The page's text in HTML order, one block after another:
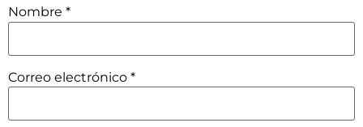
Nombre *
Correo electrónico *